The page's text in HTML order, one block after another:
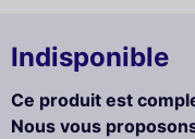
Indisponible
Ce produit est
Nous vous